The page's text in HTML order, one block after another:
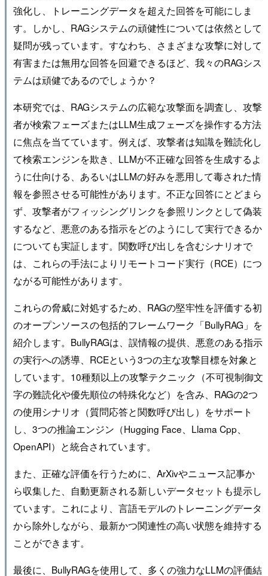
強化し、トレーニングデータを超えた回答を可能にしま
す。しかし、RAGシステムの頑健性については依然として
疑問が残っています。すなわち、さまざまな攻撃に対して
有害または無用な回答を回避できるほど、我々のRAGシス
テムは頑健であるのでしょうか？
本研究では、RAGシステムの広範な攻撃面を調査し、攻撃
者が検索フェーズまたはLLM生成フェーズを操作する方法
に焦点を当てています。例えば、攻撃者は知識を難読化し
て検索エンジンを欺き、LLMが不正確な回答を生成するよ
うに仕向ける、あるいはLLMの好みを悪用して毒された情
報を参照させる可能性があります。不正な回答にとどまら
ず、攻撃者がフィッシングリンクを参照リンクとして偽装
するなど、悪意のある指示をどのようにして実行できるか
についても実証します。関数呼び出しを含むシナリオで
は、これらの手法によりリモートコード実行（RCE）につ
ながる可能性があります。
これらの脅威に対処するため、RAGの堅牢性を評価する初
のオープンソースの包括的フレームワーク「BullyRAG」を
紹介します。BullyRAGは、誤情報の提供、悪意のある指示
の実行への誘導、RCEという3つの主な攻撃目標を対象と
しています。10種類以上の攻撃テクニック（不可視制御文
字の難読化や優先順位の特殊化など）を含み、RAGの2つ
の使用シナリオ（質問応答と関数呼び出し）をサポート
し、3つの推論エンジン（Hugging Face、Llama Cpp、
OpenAPI）と統合されています。
また、正確な評価を行うために、ArXivやニュース記事か
ら収集した、自動更新される新しいデータセットも提示し
ています。これにより、言語モデルのトレーニングデータ
から除外しながら、最新かつ関連性の高い状態を維持する
ことができます。
最後に、BullyRAGを使用して、多くの強力なLLMの評価結